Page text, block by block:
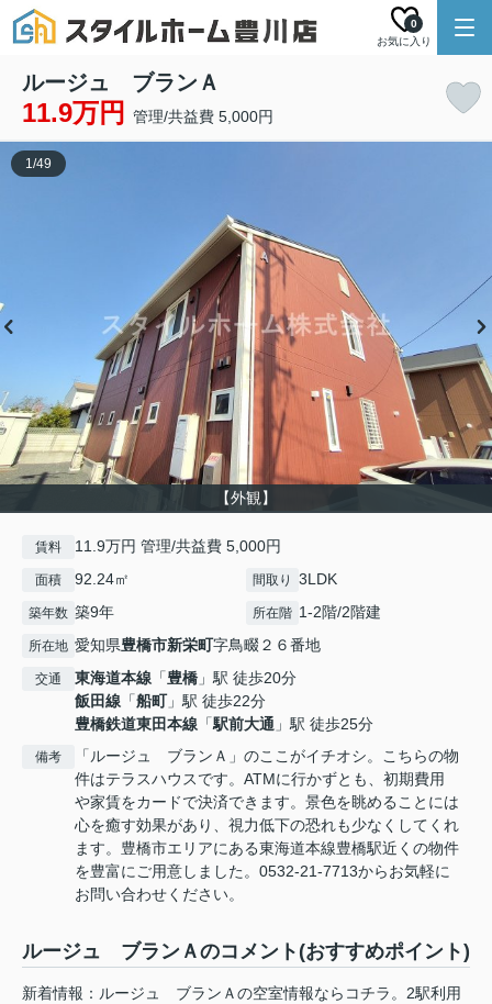
お気に入り
0
ルージュ ブランＡ
11.9万円 管理/共益費 5,000円
【外観】
1/49
賃料 11.9万円 管理/共益費 5,000円
面積 92.24㎡ 間取り 3LDK
築年数 築9年 所在階 1-2階/2階建
所在地 愛知県豊橋市新栄町字鳥畷２６番地
交通 東海道本線 「豊橋 」駅 徒歩20分
飯田線 「船町」駅 徒歩22分
豊橋鉄道東田本線 「駅前大通 」駅 徒歩25分
備考
「ルージュ ブランＡ」のここがイチオシ。こちらの物
件はテラスハウスです。ATMに行かずとも、初期費用
や家賃をカードで決済できます。景色を眺めることには
心を癒す効果があり、視力低下の恐れも少なくしてくれ
ます。豊橋市エリアにある東海道本線豊橋駅近くの物件
を豊富にご用意しました。0532-21-7713からお気軽に
お問い合わせください。
ルージュ ブランＡのコメント(おすすめポイント)
新着情報：ルージュ ブランＡの空室情報ならコチラ。2駅利用